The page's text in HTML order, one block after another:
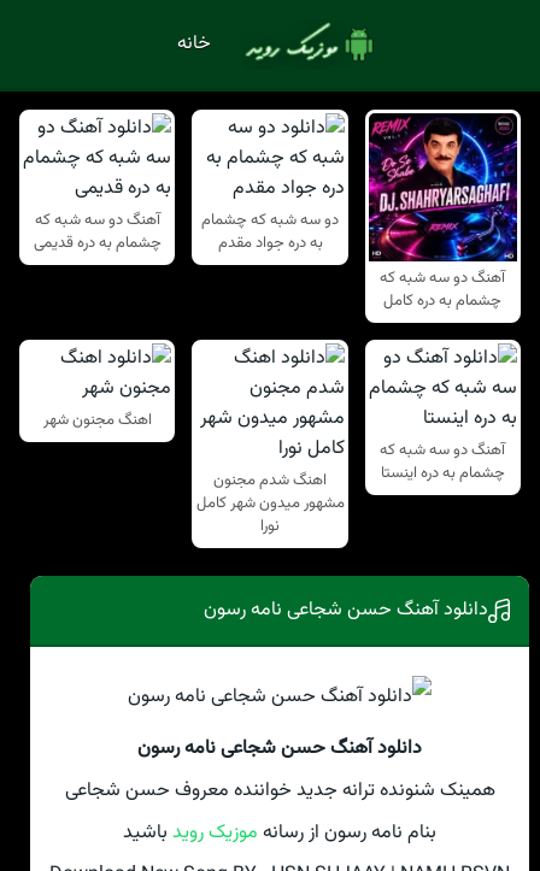
خانه
آهنگ دو سه شبه که
چشمام به دره کامل
دو سه شبه که چشمام
به دره جواد مقدم
آهنگ دو سه شبه که
چشمام به دره قدیمی
آهنگ دو سه شبه که
چشمام به دره اینستا
اهنگ شدم مجنون
مشهور میدون شهر کامل
نورا
اهنگ مجنون شهر
دانلود آهنگ حسن شجاعی نامه رسون
دانلود آهنگ حسن شجاعی نامه رسون
همینک شنونده ترانه جدید خواننده معروف حسن شجاعی
بنام نامه رسون از رسانه موزیک روید باشید